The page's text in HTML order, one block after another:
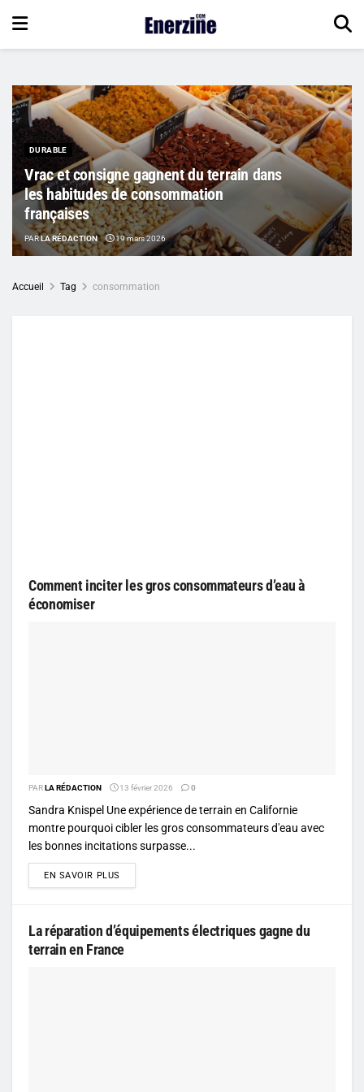
DURABLE
Vrac et consigne gagnent du terrain dans
les habitudes de consommation
françaises
PARLA RÉDACTION 19 mars 2026
Accueil Tag consommation
Comment inciter les gros consommateurs d’eau à
économiser
PARLA RÉDACTION 13 février 2026 0
Sandra Knispel Une expérience de terrain en Californie
montre pourquoi cibler les gros consommateurs d'eau avec
les bonnes incitations surpasse...
EN SAVOIR PLUS
La réparation d’équipements électriques gagne du
terrain en France